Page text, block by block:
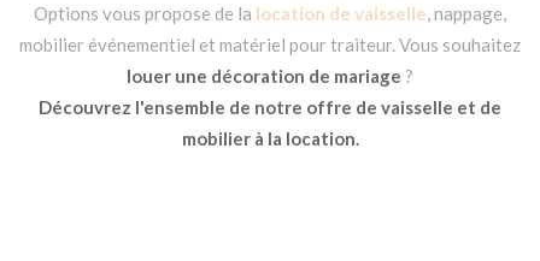
Options vous propose de la location de vaisselle, nappage,
mobilier événementiel et matériel pour traiteur. Vous souhaitez
louer une décoration de mariage ?
Découvrez l'ensemble de notre offre de vaisselle et de
mobilier à la location.